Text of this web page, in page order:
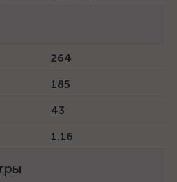
264
185
43
1.16